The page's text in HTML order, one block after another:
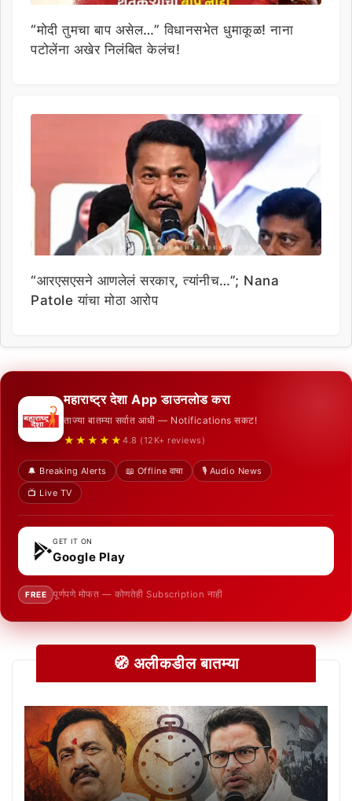
“मोदी तुमचा बाप असेल…” विधानसभेत धुमाकूळ! नाना
पटोलेंना अखेर निलंबित केलंच!
“आरएसएसने आणलेलं सरकार, त्यांनीच…”; Nana
Patole यांचा मोठा आरोप
महाराष्ट्र देशा App डाउनलोड करा
ताज्या बातम्या सर्वात आधी — Notifications सकट!
★★★★★ 4.8 (12K+ reviews)
🔔 Breaking Alerts 📖 Offline वाचा
🎙️ Audio News
📺 Live TV
GET IT ON
Google Play
FREE पूर्णपणे मोफत — कोणतेही Subscription नाही
🧭 अलीकडील बातम्या